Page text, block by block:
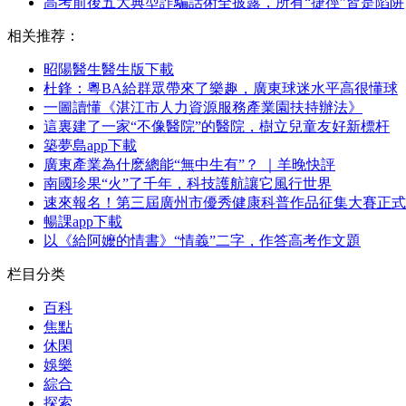
相关推荐：
昭陽醫生醫生版下載
杜鋒：粵BA給群眾帶來了樂趣，廣東球迷水平高很懂球
一圖讀懂《湛江市人力資源服務產業園扶持辦法》
這裏建了一家“不像醫院”的醫院，樹立兒童友好新標杆
築夢島app下載
廣東產業為什麽總能“無中生有”？ ｜羊晚快評
南國珍果“火”了千年，科技護航讓它風行世界
速來報名！第三屆廣州市優秀健康科普作品征集大賽正
暢課app下載
以《給阿嬤的情書》“情義”二字，作答高考作文題
栏目分类
百科
焦點
休閑
娛樂
綜合
探索